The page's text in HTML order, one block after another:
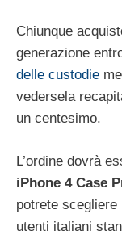
Chiunque
generazione
delle custodie
vedersela
un centesimo.
L’ordine dovrà
iPhone 4 Case
potrete
utenti italiani